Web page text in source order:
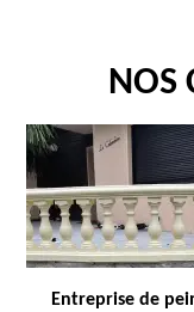
NOS
Entreprise de